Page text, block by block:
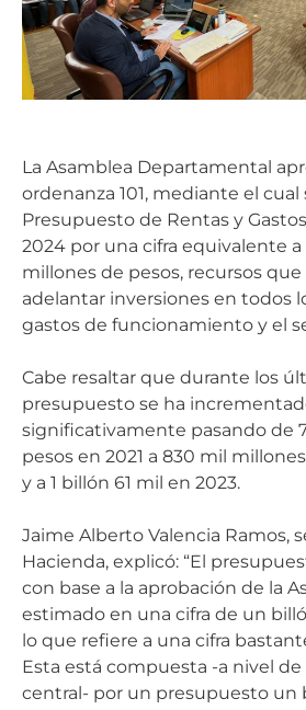
La Asamblea Departamental
ordenanza 101, mediante el cual
Presupuesto de Rentas y
2024 por una cifra equivalente a
millones de pesos, recursos que
adelantar inversiones en todos
gastos de funcionamiento y el
Cabe resaltar que durante los
presupuesto se ha
significativamente pasando de
pesos en 2021 a 830 mil
y a 1 billón 61 mil en 2023.
Jaime Alberto Valencia Ramos,
Hacienda, explicó: “El
con base a la aprobación de la
estimado en una cifra de un
lo que refiere a una cifra
Esta está compuesta -a nivel
central- por un presupuesto un